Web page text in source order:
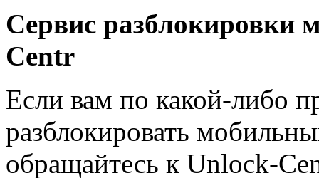
Сервис разблокировки
Centr
Если вам по какой-либо
разблокировать
обращайтесь к Unlock-